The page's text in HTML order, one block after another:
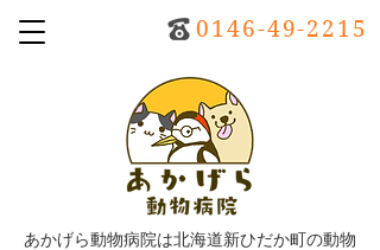
0146-49-2215
あかげら動物病院は北海道新ひだか町の動物